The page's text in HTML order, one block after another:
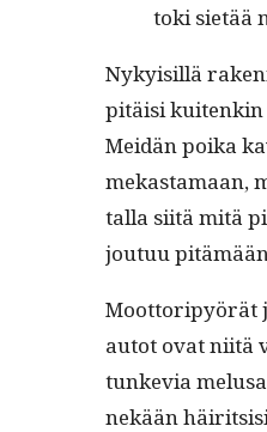
toki sietää
Nyky­isil­lä
pitäisi kuitenkin
Mei­dän poi­ka
mekas­ta­maan,
tal­la siitä mitä
joutuu
Moot­toripyörät
autot ovat niitä
tunke­via
nekään